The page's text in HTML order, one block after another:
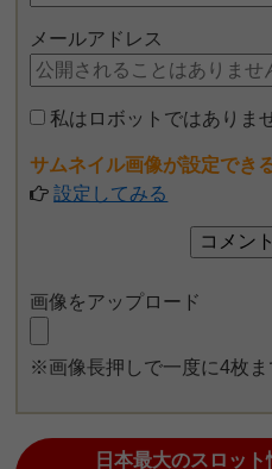
メールアドレス
私はロボットではありま
サムネイル画像が設定でき
設定してみる
画像をアップロード
※画像長押しで一度に4枚ま
日本最大のスロット